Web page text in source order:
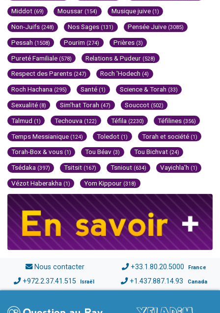
Middot (69) Moussar (154) Musique juive (1)
Non-Juifs (248) Nos Sages (131) Pensée Juive (3085)
Pessah (1508) Pourim (274) Prières (3)
Pureté Familiale (578) Relations & Pudeur (528)
Respect des Parents (247) Roch 'Hodech (4)
Roch Hachana (295) Santé (1) Science & Torah (33)
Sexualité (8) Sim'hat Torah (47) Souccot (502)
Talmud (1) Techouva (122) Téfila (2230) Téfilines (356)
Temps Messianique (124) Toledot (1) Torah et société (1)
Torah-Box & vous (1) Tou Béav (3) Tou Bichvat (24)
Tsédaka (397) Tsitsit (167) Tsniout (634) Vayichla'h (1)
Vézot Haberakha (1) Yom Kippour (318)
Nous contacter +33.1.80.20.5000 France
+972.2.37.41.515 Israël +1.437.887.14.93 Canada